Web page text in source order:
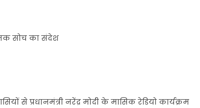
सोच का संदेश
से प्रधानमंत्री नरेंद्र मोदी के मासिक रेडियो कार्यक्रम